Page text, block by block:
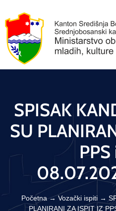
SPISAK
SU
PPS
Početna→Vozački ispiti→
PLANIRANI ZA ISPIT IZ